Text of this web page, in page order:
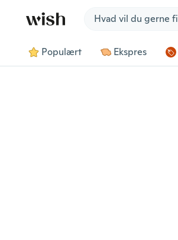
Populært Ekspres